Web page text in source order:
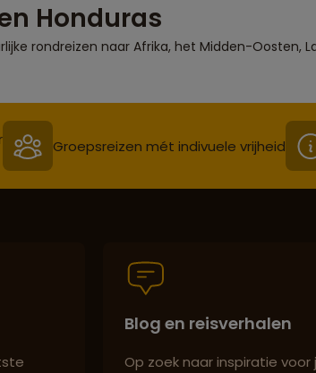
Honduras
rondreizen naar Afrika, het Midden-Oosten,
Groepsreizen mét indivuele vrijheid
Blog en reisverhalen
Op zoek naar inspiratie